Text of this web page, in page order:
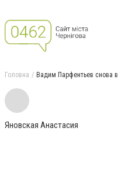
Головна Вадим Парфентьев снова
Яновская Анастасия